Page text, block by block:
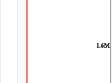
Máy tính bảng
Máy tính cầm tay